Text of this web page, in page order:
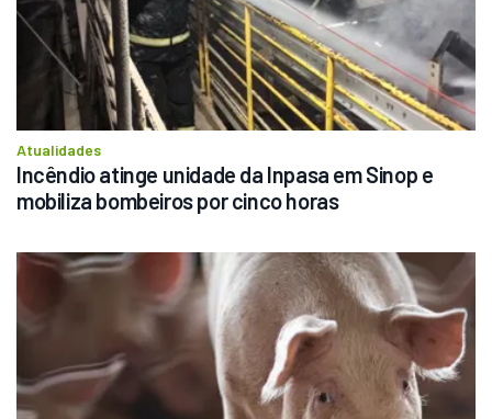
Atualidades
Incêndio atinge unidade da Inpasa em Sinop e
mobiliza bombeiros por cinco horas